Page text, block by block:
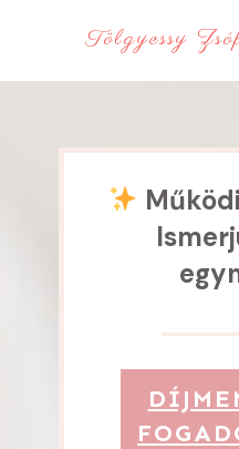
Tölgyessy